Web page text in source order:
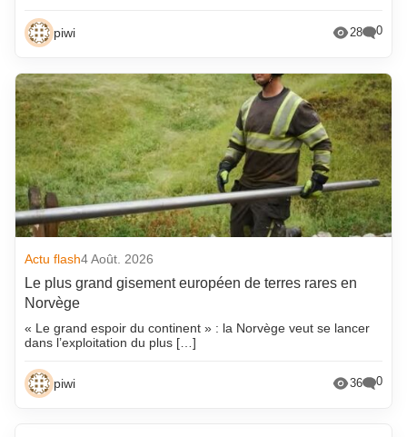
piwi 28 0
Actu flash4 Août. 2026
Le plus grand gisement européen de terres rares en
Norvège
« Le grand espoir du continent » : la Norvège veut se lancer
dans l’exploitation du plus […]
piwi 36 0